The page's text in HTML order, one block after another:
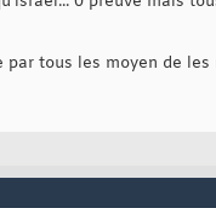
tous les moyen de